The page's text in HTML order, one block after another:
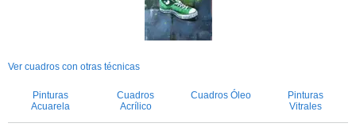
Ver cuadros con otras técnicas
Pinturas
Acuarela
Cuadros
Acrílico
Cuadros Óleo
Pinturas
Vitrales